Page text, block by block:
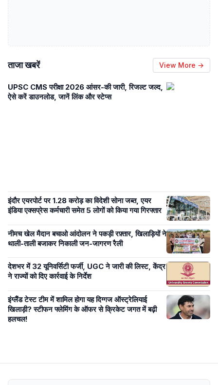
ताजा खबरें View More →
UPSC CMS परीक्षा 2026 आंसर-की जारी, रिजल्ट जल्द,
ऐसे करें डाउनलोड, जानें लिंक और स्टेप्स
इंदौर एयरपोर्ट पर 1.28 करोड़ का विदेशी सोना जब्त, एयर
इंडिया एक्सप्रेस कर्मचारी समेत 5 लोगों को किया गया गिरफ्तार
नीमच खेल मैदान बचाओ आंदोलन ने पकड़ी रफ़्तार, खिलाड़ियों ने
थाली-ताली बजाकर निकाली जन-जागरण रैली
देशभर में 32 यूनिवर्सिटी फर्जी, UGC ने जारी की लिस्ट, केंद्र
ने राज्यों को दिए कार्रवाई के निर्देश
इंग्लैंड टेस्ट टीम में शामिल होगा यह दिग्गज ऑस्ट्रेलियाई
खिलाड़ी? स्टीफन फ्लेमिंग के ऑफर से क्रिकेट जगत में बढ़ी
हलचल!